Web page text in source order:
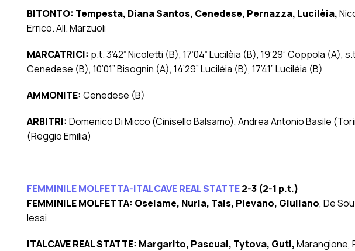
BITONTO: Tempesta, Diana Santos, Cenedese, Pernazza, Lucilèia,
Errico. All. Marzuoli
MARCATRICI: p.t. 3’42” Nicoletti (B), 17’04” Lucilèia (B), 19’29” Coppola (A),
Cenedese (B), 10’01” Bisognin (A), 14’29” Lucilèia (B), 17’41” Lucilèia (B)
AMMONITE: Cenedese (B)
ARBITRI: Domenico Di Micco (Cinisello Balsamo), Andrea Antonio Basile
(Reggio Emilia)
FEMMINILE MOLFETTA-ITALCAVE REAL STATTE2-3 (2-1 p.t.)
FEMMINILE MOLFETTA: Oselame, Nuria, Tais, Plevano, Giuliano, De
Iessi
ITALCAVE REAL STATTE: Margarito, Pascual, Tytova, Guti,Marangione,